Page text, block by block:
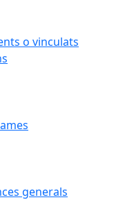
o vinculats
generals